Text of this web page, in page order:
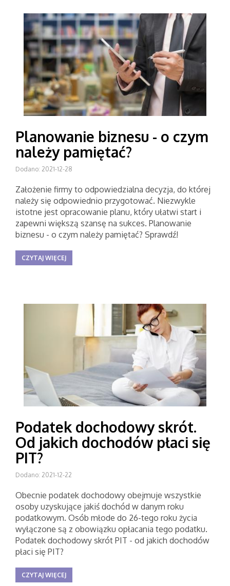
Planowanie biznesu - o czym
należy pamiętać?
Dodano: 2021-12-28
Założenie firmy to odpowiedzialna decyzja, do której
należy się odpowiednio przygotować. Niezwykle
istotne jest opracowanie planu, który ułatwi start i
zapewni większą szansę na sukces. Planowanie
biznesu - o czym należy pamiętać? Sprawdź!
CZYTAJ WIĘCEJ
Podatek dochodowy skrót.
Od jakich dochodów płaci się
PIT?
Dodano: 2021-12-22
Obecnie podatek dochodowy obejmuje wszystkie
osoby uzyskujące jakiś dochód w danym roku
podatkowym. Osób młode do 26-tego roku życia
wyłączone są z obowiązku opłacania tego podatku.
Podatek dochodowy skrót PIT - od jakich dochodów
płaci się PIT?
CZYTAJ WIĘCEJ